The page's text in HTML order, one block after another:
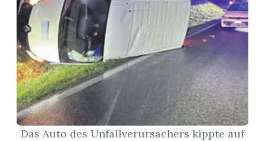
App
Das Auto des Unfallverursachers kippte auf